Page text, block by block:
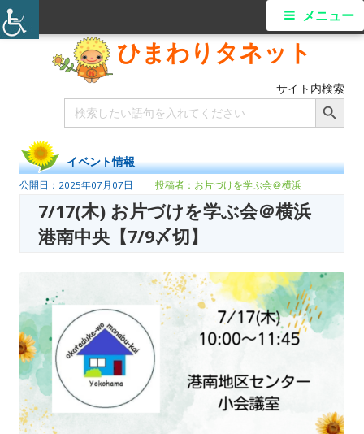
ひまわりタネット
サイト内検索
Search
for:
Search Button
メニュー
イベント情報
2025年07月07日 お片づけを学ぶ会＠横浜
7/17(木) お片づけを学ぶ会＠横浜
港南中央【7/9〆切】